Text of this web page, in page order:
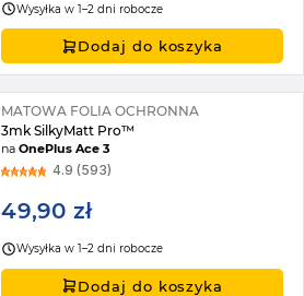
Wysyłka w 1–2 dni robocze
Dodaj do koszyka
MATOWA FOLIA OCHRONNA
3mk SilkyMatt Pro™
naOnePlus Ace 3
4.9 (593)
49,90 zł
Wysyłka w 1–2 dni robocze
Dodaj do koszyka